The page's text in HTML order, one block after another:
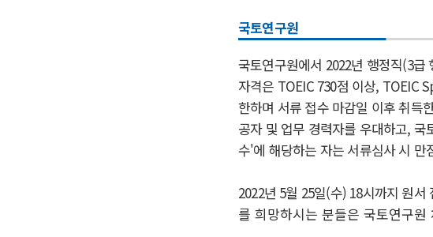
국토연구원
국토연구원에서 2022년 행정직(3
자격은 TOEIC 730점 이상, TOEIC
한하며 서류 접수 마감일 이후 취득
공자 및 업무 경력자를 우대하고,
수'에 해당하는 자는 서류심사 시
2022년 5월 25일(수) 18시까지 원
를 희망하시는 분들은 국토연구